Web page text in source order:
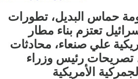
حماس البديل، تطورات
تعتزم بناء مطار
علي صنعاء، محادثات
تصريحات رئيس وزراء
الأمريكية